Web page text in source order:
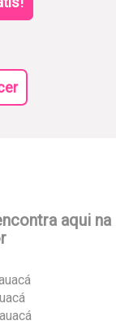
aqui na